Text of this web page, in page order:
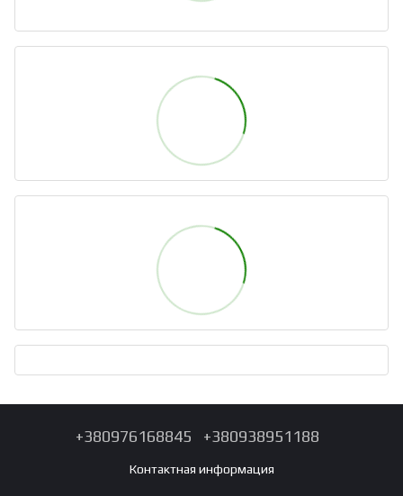
+380976168845 +380938951188
Контактная информация